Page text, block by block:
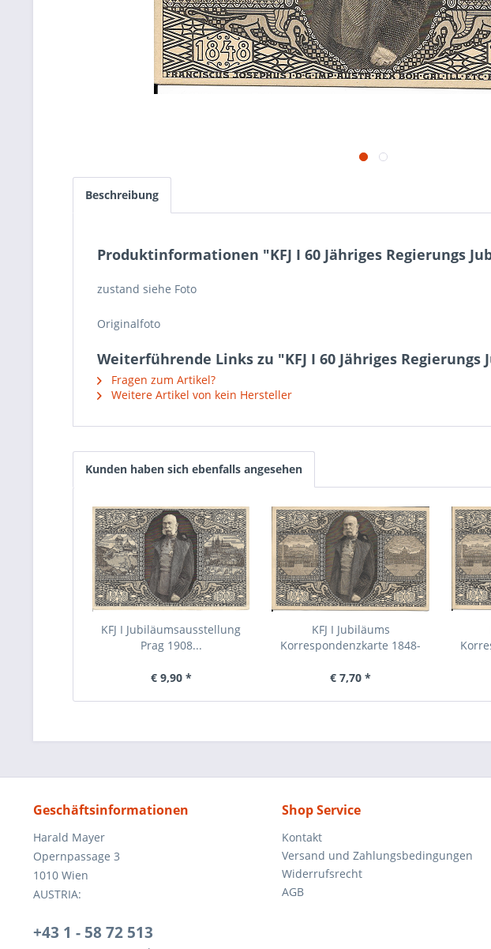
Beschreibung
Produktinformationen "KFJ I 60 Jähriges Regierungs
zustand siehe Foto
Originalfoto
Weiterführende Links zu "KFJ I 60 Jähriges Regierungs
Fragen zum Artikel?
Weitere Artikel von kein Hersteller
Kunden haben sich ebenfalls angesehen
KFJ I Jubiläumsausstellung
Prag 1908...
€ 9,90 *
KFJ I Jubiläums
Korrespondenzkarte 1848-
€ 7,70 *
Geschäftsinformationen
Harald Mayer
Opernpassage 3
1010 Wien
AUSTRIA:
+43 1 - 58 72 513
Shop Service
Kontakt
Versand und Zahlungsbedingungen
Widerrufsrecht
AGB